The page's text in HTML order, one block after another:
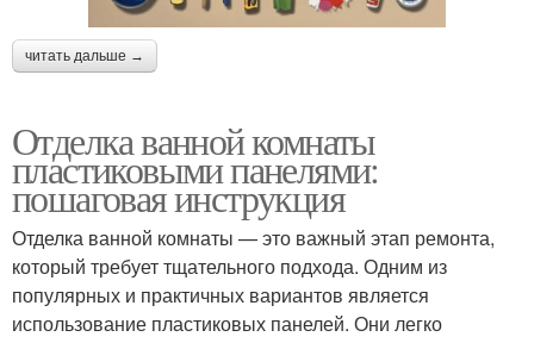
Стыки между
пластиковыми
панелями
читать дальше →
Отделка ванной комнаты
пластиковыми панелями:
пошаговая инструкция
Отделка ванной комнаты — это важный этап ремонта,
который требует тщательного подхода. Одним из
популярных и практичных вариантов является
использование пластиковых панелей. Они легко